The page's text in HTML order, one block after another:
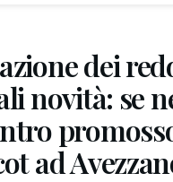
dei
novità: se
ad